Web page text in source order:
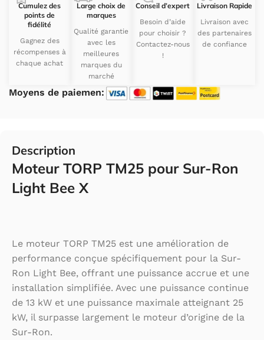
Cumulez des
points de
fidélité
Gagnez des
récompenses à
chaque achat
Large choix de
marques
Qualité garantie
avec les
meilleures
marques du
marché
Conseil d’expert
Besoin d’aide
pour choisir ?
Contactez-nous
!
Livraison Rapide
Livraison avec
des partenaires
de confiance
Moyens de paiemen:
Description
Moteur TORP TM25 pour Sur-Ron
Light Bee X
Le moteur TORP TM25 est une amélioration de
performance conçue spécifiquement pour la Sur-
Ron Light Bee, offrant une puissance accrue et une
installation simplifiée. Avec une puissance continue
de 13 kW et une puissance maximale atteignant 25
kW, il surpasse largement le moteur d’origine de la
Sur-Ron.